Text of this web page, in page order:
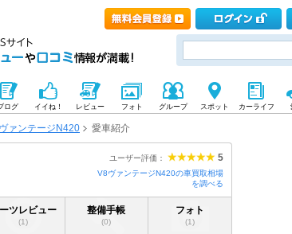
ログ イイね！ レビュー フォト グループ スポット カーライフ
ァンテージN420 愛車紹介
ユーザー評価： 5
V8ヴァンテージN420の車買取相場
を調べる
ツレビュー
(1)
整備手帳
(0)
フォト
(1)